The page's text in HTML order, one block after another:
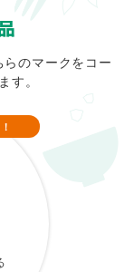
のマークをコー
す。